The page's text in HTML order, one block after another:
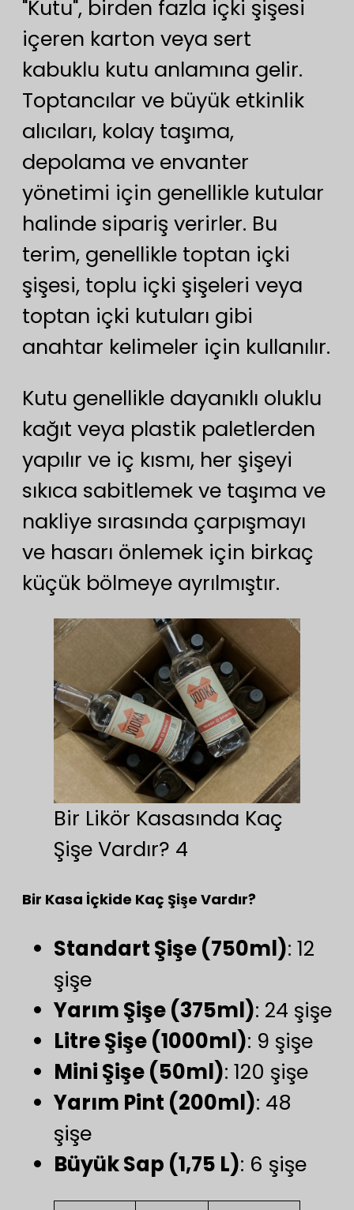
"Kutu", birden fazla içki şişesi
içeren karton veya sert
kabuklu kutu anlamına gelir.
Toptancılar ve büyük etkinlik
alıcıları, kolay taşıma,
depolama ve envanter
yönetimi için genellikle kutular
halinde sipariş verirler. Bu
terim, genellikle toptan içki
şişesi, toplu içki şişeleri veya
toptan içki kutuları gibi
anahtar kelimeler için kullanılır.
Kutu genellikle dayanıklı oluklu
kağıt veya plastik paletlerden
yapılır ve iç kısmı, her şişeyi
sıkıca sabitlemek ve taşıma ve
nakliye sırasında çarpışmayı
ve hasarı önlemek için birkaç
küçük bölmeye ayrılmıştır.
Bir Likör Kasasında Kaç
Şişe Vardır? 4
Bir Kasa İçkide Kaç Şişe Vardır?
Standart Şişe (750ml): 12
şişe
Yarım Şişe (375ml): 24 şişe
Litre Şişe (1000ml): 9 şişe
Mini Şişe (50ml): 120 şişe
Yarım Pint (200ml): 48
şişe
Büyük Sap (1,75 L): 6 şişe